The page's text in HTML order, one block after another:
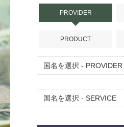
PROVIDER
PRODUCT